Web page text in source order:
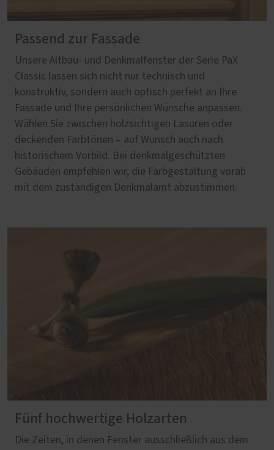
Passend zur Fassade
Unsere Altbau- und Denkmalfenster der Serie PaX
Classic lassen sich nicht nur technisch und
konstruktiv, sondern auch optisch perfekt an Ihre
Fassade und Ihre persönlichen Wünsche anpassen.
Wählen Sie zwischen holzsichtigen Lasuren oder
deckenden Farbtönen – auf Wunsch auch nach
historischem Vorbild. Bei denkmalgeschützten
Gebäuden empfehlen wir, die Farbgestaltung vorab
mit dem zuständigen Denkmalamt abzustimmen.
Fünf hochwertige Holzarten
Die Zeiten, in denen Fenster ausschließlich aus dem